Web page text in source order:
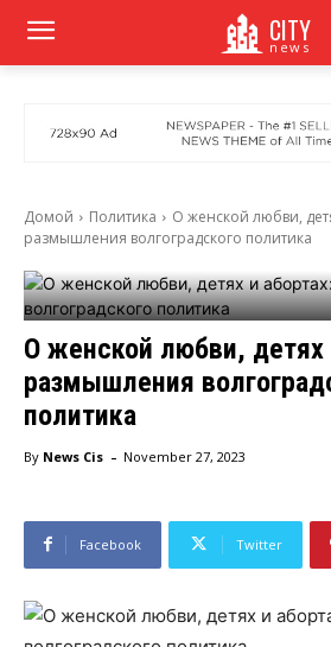
CITY
news
Домой Политика
О женской любви,
размышления волгоградского политика
О женской любви, детях
размышления
политика
By News Cis - November 27, 2023
Facebook Twitter